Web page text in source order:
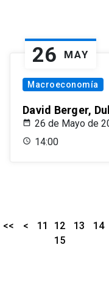
26 MAY
Macroeconomía
David Berger,
26 de Mayo de
14:00
<< < 11 12 13
14
15